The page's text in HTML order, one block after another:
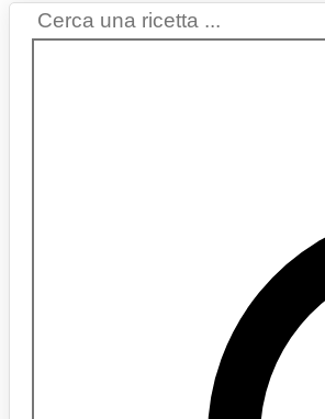
Search
...